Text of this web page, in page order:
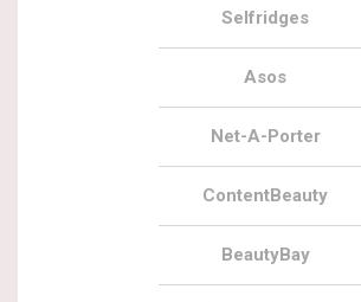
Selfridges
Asos
Net-A-Porter
ContentBeauty
BeautyBay